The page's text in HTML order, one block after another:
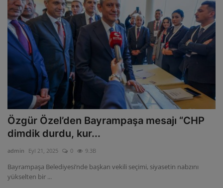
Özgür Özel’den Bayrampaşa mesajı “CHP
dimdik durdu, kur...
admin Eyl 21, 2025 0 9.3B
Bayrampaşa Belediyesi’nde başkan vekili seçimi, siyasetin nabzını
yükselten bir ...